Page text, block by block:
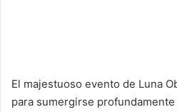
El majestuoso evento de Luna
para sumergirse